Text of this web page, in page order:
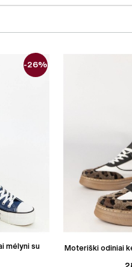
mėlyni su
-26%
Moteriški odiniai